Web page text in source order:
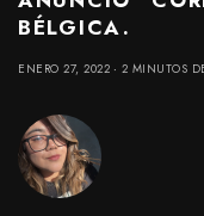
BÉLGICA.
ENERO 27, 2022 2 MINUTOS